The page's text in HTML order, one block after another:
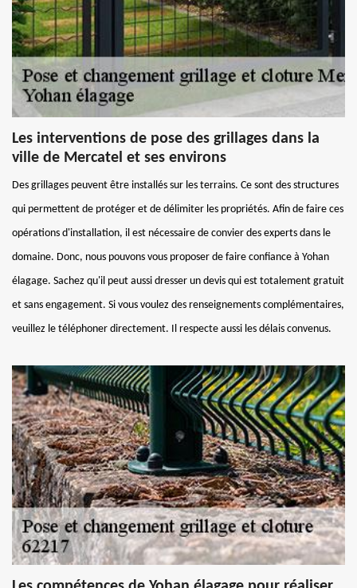
Les interventions de pose des grillages dans la
ville de Mercatel et ses environs
Des grillages peuvent être installés sur les terrains. Ce sont des structures
qui permettent de protéger et de délimiter les propriétés. Afin de faire ces
opérations d'installation, il est nécessaire de convier des experts dans le
domaine. Donc, nous pouvons vous proposer de faire confiance à Yohan
élagage. Sachez qu'il peut aussi dresser un devis qui est totalement gratuit
et sans engagement. Si vous voulez des renseignements complémentaires,
veuillez le téléphoner directement. Il respecte aussi les délais convenus.